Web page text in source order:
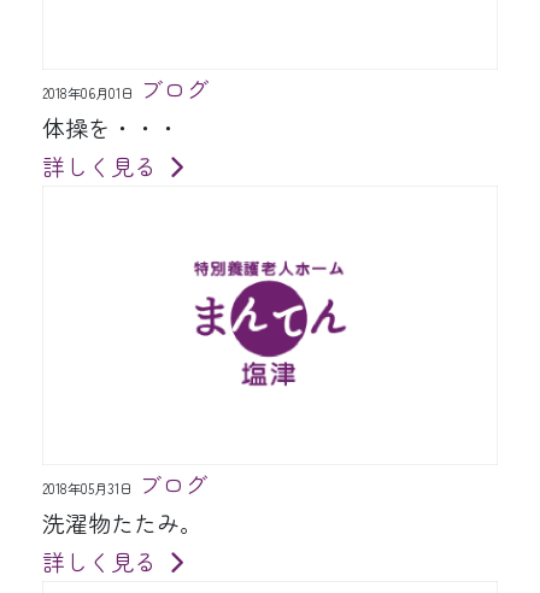
2018年06月01日
ブログ
体操を・・・
詳しく見る
2018年05月31日
ブログ
洗濯物たたみ。
詳しく見る